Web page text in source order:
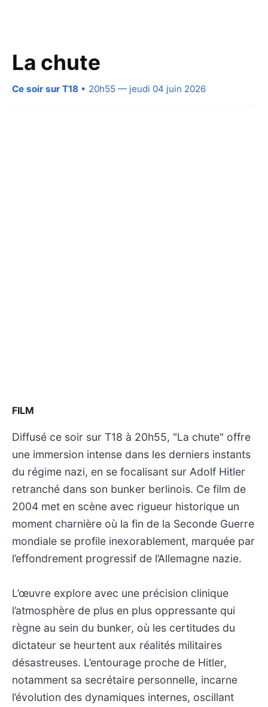
La chute
Ce soir sur T18 • 20h55 — jeudi 04 juin 2026
FILM
Diffusé ce soir sur T18 à 20h55, "La chute" offre
une immersion intense dans les derniers instants
du régime nazi, en se focalisant sur Adolf Hitler
retranché dans son bunker berlinois. Ce film de
2004 met en scène avec rigueur historique un
moment charnière où la fin de la Seconde Guerre
mondiale se profile inexorablement, marquée par
l’effondrement progressif de l’Allemagne nazie.
L’œuvre explore avec une précision clinique
l’atmosphère de plus en plus oppressante qui
règne au sein du bunker, où les certitudes du
dictateur se heurtent aux réalités militaires
désastreuses. L’entourage proche de Hitler,
notamment sa secrétaire personnelle, incarne
l’évolution des dynamiques internes, oscillant